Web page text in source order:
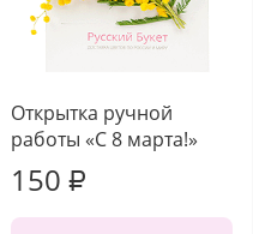
Открытка ручной
работы «С 8 марта!»
150 ₽